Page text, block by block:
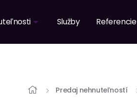
Služby Referencie
Predaj nehnuteľností